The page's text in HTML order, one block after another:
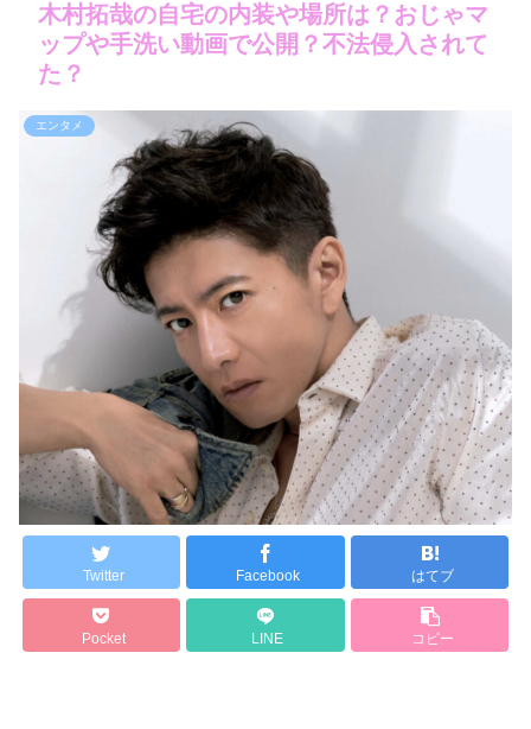
木村拓哉の自宅の内装や場所は？おじゃマ
ップや手洗い動画で公開？不法侵入されて
た？
エンタメ
Twitter Facebook はてブ
Pocket LINE コピー